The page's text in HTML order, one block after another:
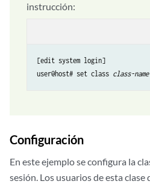
instrucción:
[edit system login]
user@host# set class class-name
Configuración
En este ejemplo se configura la
sesión. Los usuarios de esta